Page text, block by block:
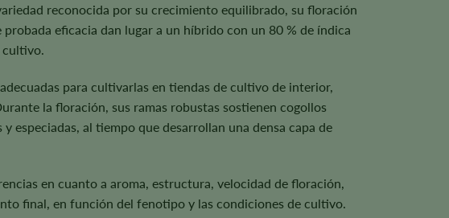
reconocida por su crecimiento equilibrado, su floración
eficacia dan lugar a un híbrido con un 80 % de índica
adecuadas para cultivarlas en tiendas de cultivo de interior,
la floración, sus ramas robustas sostienen cogollos
especiadas, al tiempo que desarrollan una densa capa de
en cuanto a aroma, estructura, velocidad de floración,
final, en función del fenotipo y las condiciones de cultivo.